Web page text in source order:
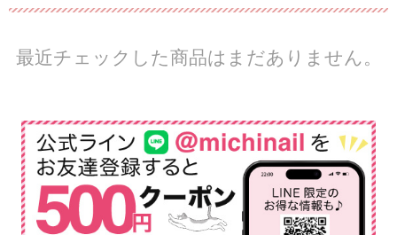
最近チェックした商品はまだありません。